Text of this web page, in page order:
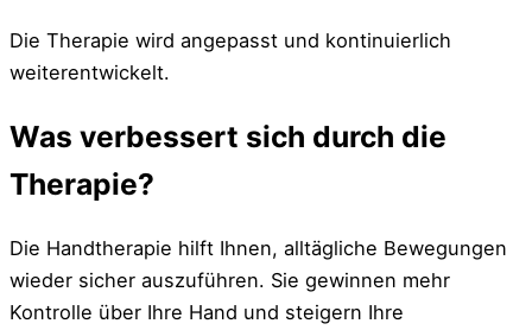
Die Therapie wird angepasst und kontinuierlich
weiterentwickelt.
Was verbessert sich durch die
Therapie?
Die Handtherapie hilft Ihnen, alltägliche Bewegungen
wieder sicher auszuführen. Sie gewinnen mehr
Kontrolle über Ihre Hand und steigern Ihre